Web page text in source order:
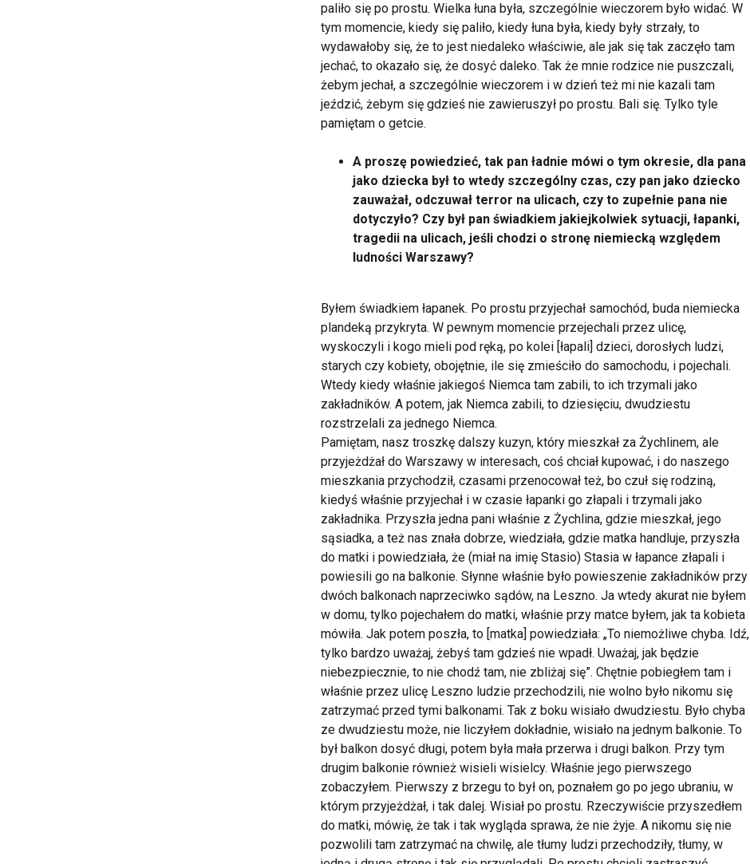
paliło się po prostu. Wielka łuna była, szczególnie wieczorem było widać. W
tym momencie, kiedy się paliło, kiedy łuna była, kiedy były strzały, to
wydawałoby się, że to jest niedaleko właściwie, ale jak się tak zaczęło tam
jechać, to okazało się, że dosyć daleko. Tak że mnie rodzice nie puszczali,
żebym jechał, a szczególnie wieczorem i w dzień też mi nie kazali tam
jeździć, żebym się gdzieś nie zawieruszył po prostu. Bali się. Tylko tyle
pamiętam o getcie.
A proszę powiedzieć, tak pan ładnie mówi o tym okresie, dla pana
jako dziecka był to wtedy szczególny czas, czy pan jako dziecko
zauważał, odczuwał terror na ulicach, czy to zupełnie pana nie
dotyczyło? Czy był pan świadkiem jakiejkolwiek sytuacji, łapanki,
tragedii na ulicach, jeśli chodzi o stronę niemiecką względem
ludności Warszawy?
Byłem świadkiem łapanek. Po prostu przyjechał samochód, buda niemiecka
plandeką przykryta. W pewnym momencie przejechali przez ulicę,
wyskoczyli i kogo mieli pod ręką, po kolei [łapali] dzieci, dorosłych ludzi,
starych czy kobiety, obojętnie, ile się zmieściło do samochodu, i pojechali.
Wtedy kiedy właśnie jakiegoś Niemca tam zabili, to ich trzymali jako
zakładników. A potem, jak Niemca zabili, to dziesięciu, dwudziestu
rozstrzelali za jednego Niemca.
Pamiętam, nasz troszkę dalszy kuzyn, który mieszkał za Żychlinem, ale
przyjeżdżał do Warszawy w interesach, coś chciał kupować, i do naszego
mieszkania przychodził, czasami przenocował też, bo czuł się rodziną,
kiedyś właśnie przyjechał i w czasie łapanki go złapali i trzymali jako
zakładnika. Przyszła jedna pani właśnie z Żychlina, gdzie mieszkał, jego
sąsiadka, a też nas znała dobrze, wiedziała, gdzie matka handluje, przyszła
do matki i powiedziała, że (miał na imię Stasio) Stasia w łapance złapali i
powiesili go na balkonie. Słynne właśnie było powieszenie zakładników przy
dwóch balkonach naprzeciwko sądów, na Leszno. Ja wtedy akurat nie byłem
w domu, tylko pojechałem do matki, właśnie przy matce byłem, jak ta kobieta
mówiła. Jak potem poszła, to [matka] powiedziała: „To niemożliwe chyba. Idź,
tylko bardzo uważaj, żebyś tam gdzieś nie wpadł. Uważaj, jak będzie
niebezpiecznie, to nie chodź tam, nie zbliżaj się”. Chętnie pobiegłem tam i
właśnie przez ulicę Leszno ludzie przechodzili, nie wolno było nikomu się
zatrzymać przed tymi balkonami. Tak z boku wisiało dwudziestu. Było chyba
ze dwudziestu może, nie liczyłem dokładnie, wisiało na jednym balkonie. To
był balkon dosyć długi, potem była mała przerwa i drugi balkon. Przy tym
drugim balkonie również wisieli wisielcy. Właśnie jego pierwszego
zobaczyłem. Pierwszy z brzegu to był on, poznałem go po jego ubraniu, w
którym przyjeżdżał, i tak dalej. Wisiał po prostu. Rzeczywiście przyszedłem
do matki, mówię, że tak i tak wygląda sprawa, że nie żyje. A nikomu się nie
pozwolili tam zatrzymać na chwilę, ale tłumy ludzi przechodziły, tłumy, w